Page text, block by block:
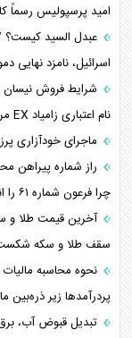
امید پرسپولیس رسماً
عبدل السید
اسرائیل، نامزد نهایی
شرایط فروش نیسان
نام اعتباری زامیاد EX مرداد ۱۴۰۵
ماجرای خودآزاری
راز شماره پیراهن
چرا فرعون شماره ۶۱ را انتخاب کرد؟
سقف طلا و سکه
نحوه محاسبه مالیات
پردرآمد‌ها زیر ذره‌بین
تبدیل قبوض آب،